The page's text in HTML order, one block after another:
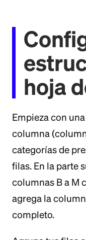
hoja
Empieza con
columna
categorías de
filas. En la parte
columnas B a M
agrega la
completo.